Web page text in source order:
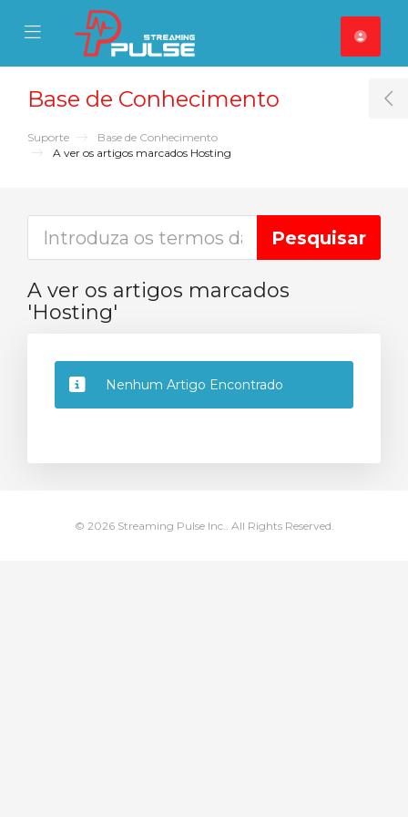
Mobile Menu
Mobile Menu
Base de Conhecimento
Suporte
Base de Conhecimento
A ver os artigos marcados Hosting
A ver os artigos marcados
'Hosting'
Nenhum Artigo Encontrado
© 2026 Streaming Pulse Inc.. All Rights Reserved.